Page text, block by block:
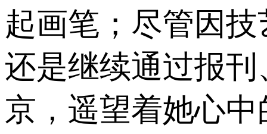
起画笔；尽管因
还是继续通过报
京，遥望着她心